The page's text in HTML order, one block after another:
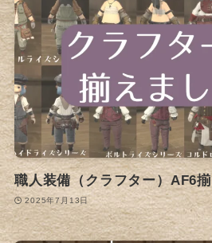
職人装備（クラフター）AF6
2025年7月13日